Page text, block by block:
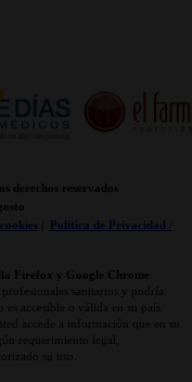
derechos reservados
|
Politica de Privacidad /
Firefox y Google Chrome
sanitarios y podría
accesible o válida en su país.
accede a información que en su
requerimiento legal,
su uso.